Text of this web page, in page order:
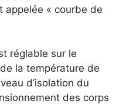
appelée « courbe de
réglable sur le
la température de
d’isolation du
des corps